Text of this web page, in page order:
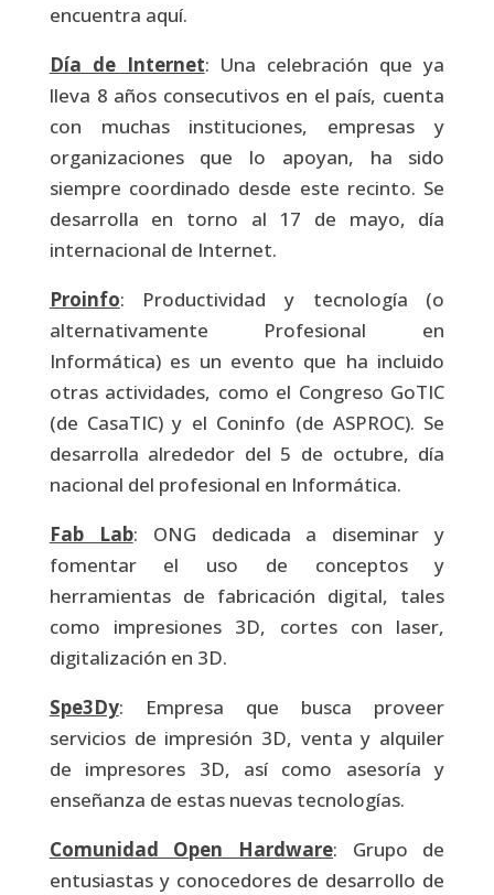
encuentra aquí.
Día de Internet: Una celebración que ya
lleva 8 años consecutivos en el país, cuenta
con muchas instituciones, empresas y
organizaciones que lo apoyan, ha sido
siempre coordinado desde este recinto. Se
desarrolla en torno al 17 de mayo, día
internacional de Internet.
Proinfo: Productividad y tecnología (o
alternativamente Profesional en
Informática) es un evento que ha incluido
otras actividades, como el Congreso GoTIC
(de CasaTIC) y el Coninfo (de ASPROC). Se
desarrolla alrededor del 5 de octubre, día
nacional del profesional en Informática.
Fab Lab: ONG dedicada a diseminar y
fomentar el uso de conceptos y
herramientas de fabricación digital, tales
como impresiones 3D, cortes con laser,
digitalización en 3D.
Spe3Dy: Empresa que busca proveer
servicios de impresión 3D, venta y alquiler
de impresores 3D, así como asesoría y
enseñanza de estas nuevas tecnologías.
Comunidad Open Hardware: Grupo de
entusiastas y conocedores de desarrollo de